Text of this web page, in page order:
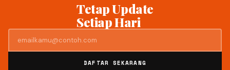
Tetap Update
Setiap Hari
DAFTAR SEKARANG